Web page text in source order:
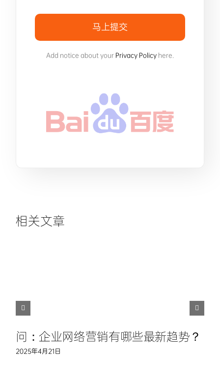
马上提交
Add notice about your Privacy Policy here.
相关文章
问：企业网络营销有哪些最新趋势？
2025年4月21日